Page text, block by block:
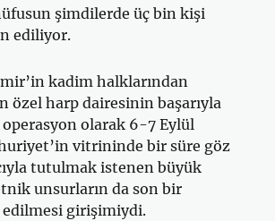
şimdilerde üç bin kişi
ediliyor.
kadim halklarından
özel harp dairesinin başarıyla
olarak 6-7 Eylül
vitrininde bir süre göz
tutulmak istenen büyük
unsurların da son bir
girişimiydi.